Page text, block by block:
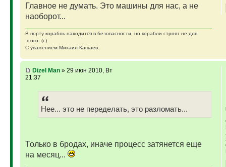
Главное не думать. Это машины для нас, а не
наоборот...
В порту корабль находится в безопасности, но корабли строят не для
этого. (с)
С уважением Михаил Кашаев.
Dizel Man» 29 июн 2010, Вт
21:37
Нее... это не переделать, это разломать...
Только в бродах, иначе процесс затянется еще
на месяц...